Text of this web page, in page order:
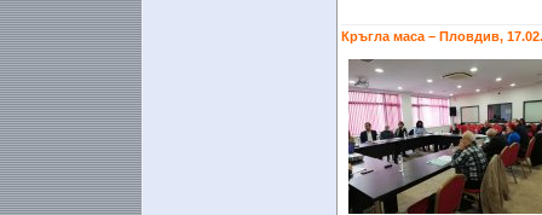
Кръгла маса – Пловдив,